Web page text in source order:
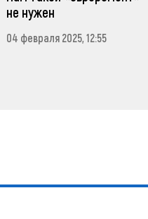
не нужен
04 февраля 2025, 12:55